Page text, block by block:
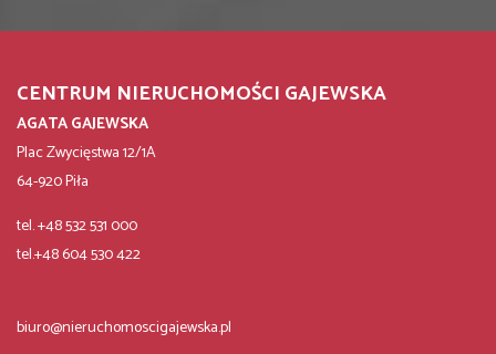
CENTRUM NIERUCHOMOŚCI GAJEWSKA
AGATA GAJEWSKA
Plac Zwycięstwa 12/1A
64-920 Piła
tel. +48 532 531 000
tel.+48 604 530 422
biuro@nieruchomoscigajewska.pl